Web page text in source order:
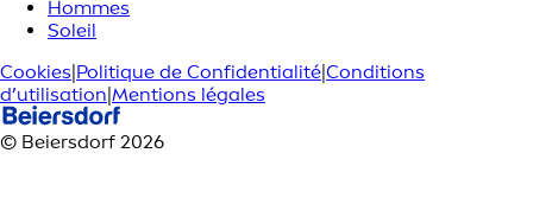
Hommes
Soleil
Cookies Politique de Confidentialité Conditions
d’utilisation Mentions légales
© Beiersdorf 2026